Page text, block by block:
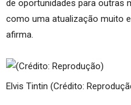
de oportunidades para outras
como uma atualização muito
afirma.
Elvis Tintin (Crédito: